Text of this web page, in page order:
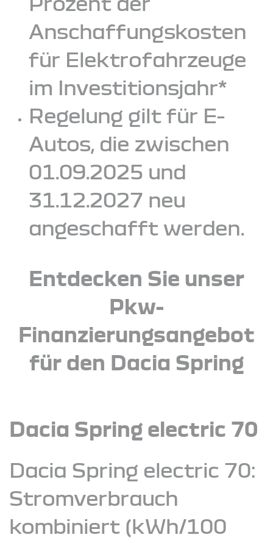
Anschaffungskosten
für Elektrofahrzeuge
im Investitionsjahr*
Regelung gilt für E-
Autos, die zwischen
01.09.2025 und
31.12.2027 neu
angeschafft werden.
Entdecken Sie unser
Pkw-
Finanzierungsangebot
für den Dacia Spring
Dacia Spring electric 70
Dacia Spring electric 70:
Stromverbrauch
kombiniert (kWh/100